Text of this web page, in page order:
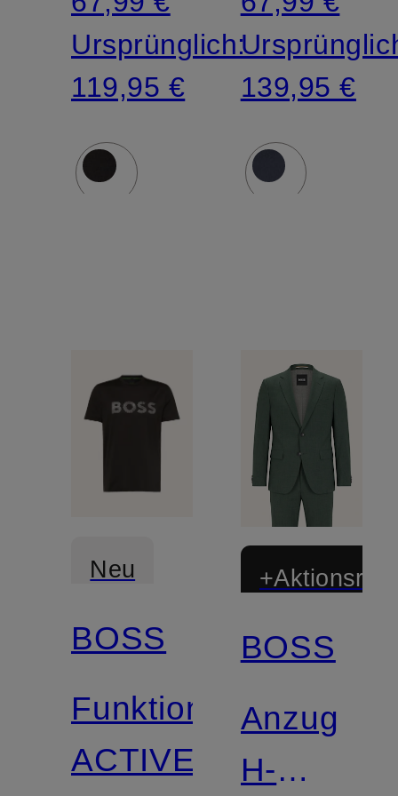
Ursprünglich:
119,95 €
139,95 €
Neu
BOSS
Funktionsshirt
ACTIVE
BOSS
Anzug
H-